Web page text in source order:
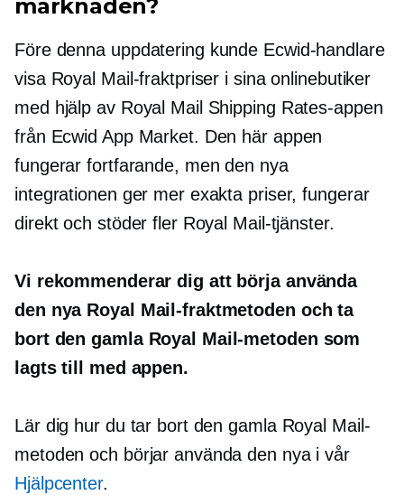
marknaden?
Före denna uppdatering kunde Ecwid-handlare
visa Royal Mail-fraktpriser i sina onlinebutiker
med hjälp av Royal Mail Shipping Rates-appen
från Ecwid App Market. Den här appen
fungerar fortfarande, men den nya
integrationen ger mer exakta priser, fungerar
direkt och stöder fler Royal Mail-tjänster.
Vi rekommenderar dig att börja använda
den nya Royal Mail-fraktmetoden och ta
bort den gamla Royal Mail-metoden som
lagts till med appen.
Lär dig hur du tar bort den gamla Royal Mail-
metoden och börjar använda den nya i vår
Hjälpcenter.